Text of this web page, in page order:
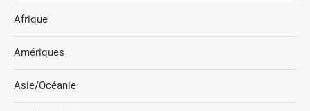
Afrique
Amériques
Asie/Océanie